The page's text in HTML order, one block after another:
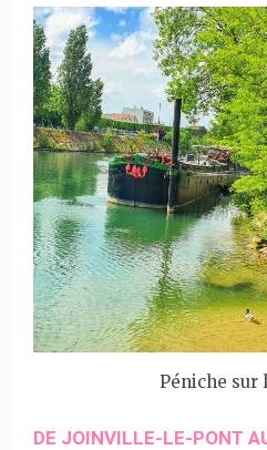
Péniche sur
DE JOINVILLE-LE-PONT